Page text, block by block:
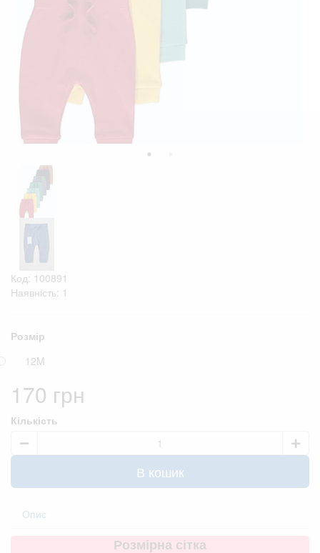
Код: 100891
Наявність: 1
Розмір
12M
170 грн
Кількість
В кошик
Опис
Розмірна сітка